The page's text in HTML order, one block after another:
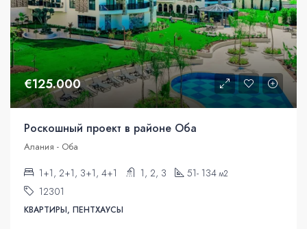
€125.000
Роскошный проект в районе Оба
Алания - Оба
1+1, 2+1, 3+1, 4+1 1, 2, 3 51- 134 м2
12301
КВАРТИРЫ, ПЕНТХАУСЫ